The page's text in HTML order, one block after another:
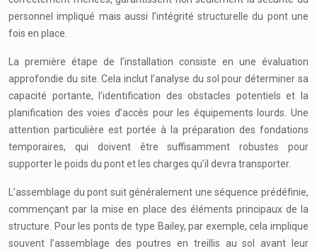
personnel impliqué mais aussi l’intégrité structurelle du pont une
fois en place.
La première étape de l’installation consiste en une évaluation
approfondie du site. Cela inclut l’analyse du sol pour déterminer sa
capacité portante, l’identification des obstacles potentiels et la
planification des voies d’accès pour les équipements lourds. Une
attention particulière est portée à la préparation des fondations
temporaires, qui doivent être suffisamment robustes pour
supporter le poids du pont et les charges qu’il devra transporter.
L’assemblage du pont suit généralement une séquence prédéfinie,
commençant par la mise en place des éléments principaux de la
structure. Pour les ponts de type Bailey, par exemple, cela implique
souvent l’assemblage des poutres en treillis au sol avant leur